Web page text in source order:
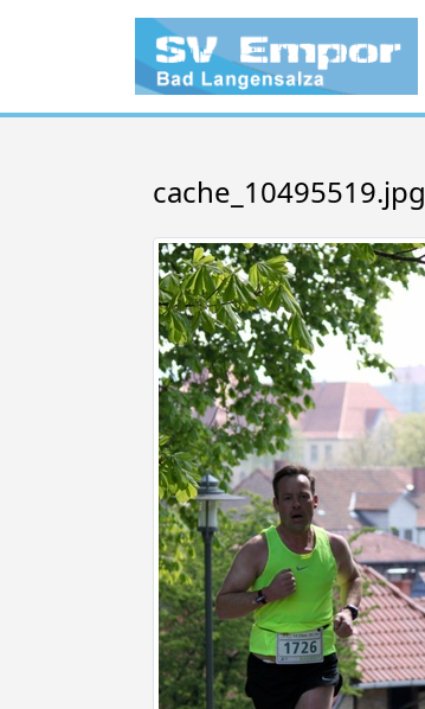
cache_10495519.jpg